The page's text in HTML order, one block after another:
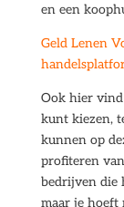
en een
Geld Lenen
Ook hier
kunt kiezen,
kunnen op
profiteren
bedrijven die
maar je hoeft